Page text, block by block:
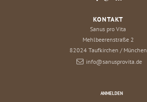
KONTAKT
Sanus pro Vita
Mehlbeerenstraße 2
82024 Taufkirchen / München
info@sanusprovita.de
ANMELDEN